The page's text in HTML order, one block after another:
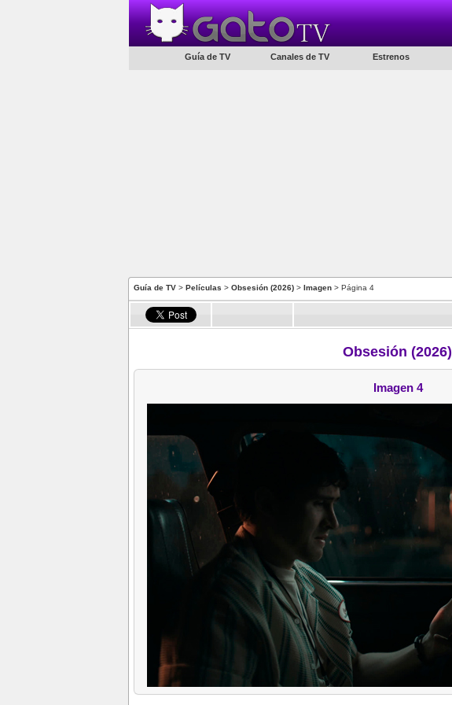
Guía de TV Canales de TV Estrenos
Guía de TV > Películas > Obsesión (2026) > Imagen > Página 4
Obsesión (2026)
Imagen 4